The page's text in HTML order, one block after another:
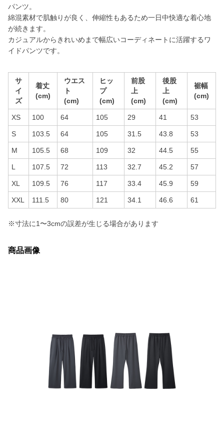
パンツ。
綿混素材で肌触りが良く、伸縮性もあるため一日中快適な着心地
が続きます。
カジュアルからきれいめまで幅広いコーディネートに活躍するワ
イドパンツです。
サ
イ
ズ
着丈
(cm)
ウエス
ト
(cm)
ヒッ
プ
(cm)
前股
上
(cm)
後股
上
(cm)
裾幅
(cm)
XS 100 64 105 29 41 53
S 103.5 64 105 31.5 43.8 53
M 105.5 68 109 32 44.5 55
L 107.5 72 113 32.7 45.2 57
XL 109.5 76 117 33.4 45.9 59
XXL 111.5 80 121 34.1 46.6 61
※寸法に1〜3cmの誤差が生じる場合があります
商品画像